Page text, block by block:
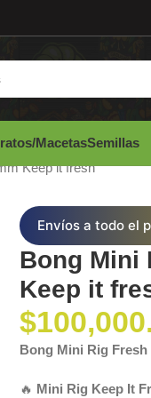
MacetasSemillas
Keep it fresh
Envíos a todo el
Bong Mini
Keep it
$
Bong Mini Rig
🔥 Mini Rig Keep It